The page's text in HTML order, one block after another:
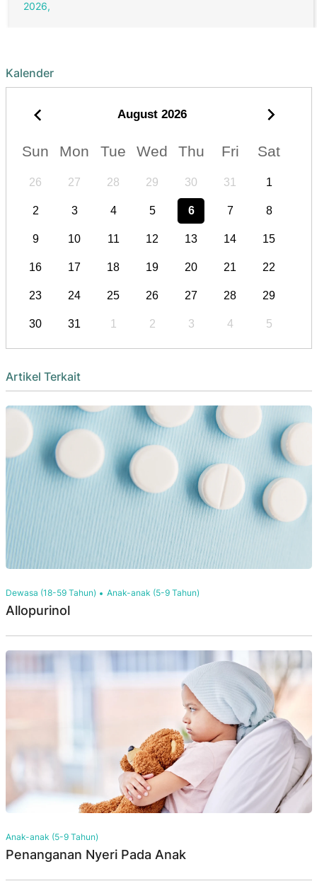
2026,
Kalender
August 2026
Sun Mon Tue Wed Thu Fri Sat
26 27 28 29 30 31 1
2 3 4 5 6 7 8
9 10 11 12 13 14 15
16 17 18 19 20 21 22
23 24 25 26 27 28 29
30 31 1 2 3 4 5
Artikel Terkait
Dewasa (18-59 Tahun) Anak-anak (5-9 Tahun)
Allopurinol
Anak-anak (5-9 Tahun)
Penanganan Nyeri Pada Anak